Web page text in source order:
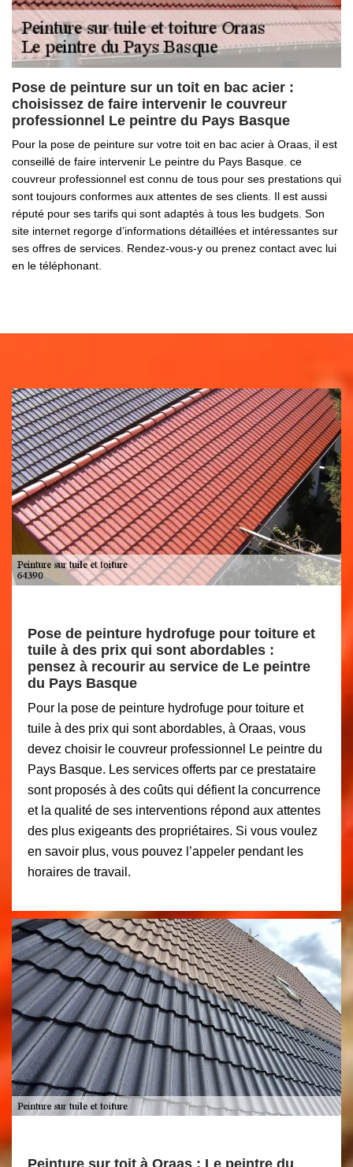
Pose de peinture sur un toit en bac acier :
choisissez de faire intervenir le couvreur
professionnel Le peintre du Pays Basque
Pour la pose de peinture sur votre toit en bac acier à Oraas, il est
conseillé de faire intervenir Le peintre du Pays Basque. ce
couvreur professionnel est connu de tous pour ses prestations qui
sont toujours conformes aux attentes de ses clients. Il est aussi
réputé pour ses tarifs qui sont adaptés à tous les budgets. Son
site internet regorge d’informations détaillées et intéressantes sur
ses offres de services. Rendez-vous-y ou prenez contact avec lui
en le téléphonant.
Pose de peinture hydrofuge pour toiture et
tuile à des prix qui sont abordables :
pensez à recourir au service de Le peintre
du Pays Basque
Pour la pose de peinture hydrofuge pour toiture et
tuile à des prix qui sont abordables, à Oraas, vous
devez choisir le couvreur professionnel Le peintre du
Pays Basque. Les services offerts par ce prestataire
sont proposés à des coûts qui défient la concurrence
et la qualité de ses interventions répond aux attentes
des plus exigeants des propriétaires. Si vous voulez
en savoir plus, vous pouvez l’appeler pendant les
horaires de travail.
Peinture sur toit à Oraas : Le peintre du